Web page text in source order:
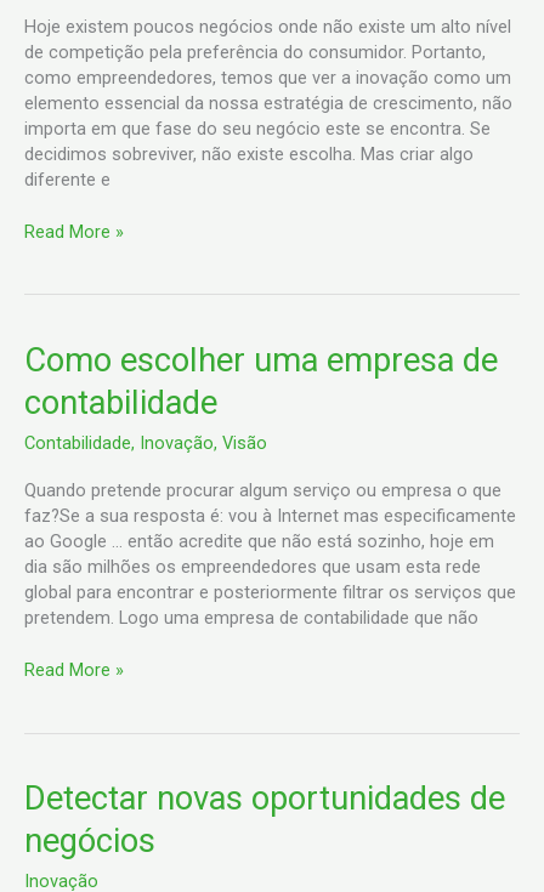
Hoje existem poucos negócios onde não existe um alto nível
de competição pela preferência do consumidor. Portanto,
como empreendedores, temos que ver a inovação como um
elemento essencial da nossa estratégia de crescimento, não
importa em que fase do seu negócio este se encontra. Se
decidimos sobreviver, não existe escolha. Mas criar algo
diferente e
Read More »
Como escolher uma empresa de
contabilidade
Contabilidade, Inovação, Visão
Quando pretende procurar algum serviço ou empresa o que
faz?Se a sua resposta é: vou à Internet mas especificamente
ao Google … então acredite que não está sozinho, hoje em
dia são milhões os empreendedores que usam esta rede
global para encontrar e posteriormente filtrar os serviços que
pretendem. Logo uma empresa de contabilidade que não
Como
escolher
uma
de
contabilidade
Read More »
Detectar novas oportunidades de
negócios
Inovação
Detectar
novas
oportunidades